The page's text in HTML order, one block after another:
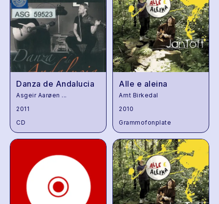
Danza de Andalucia
Asgeir Aarøen ...
2011
CD
Alle e aleina
Arnt Birkedal
2010
Grammofonplate